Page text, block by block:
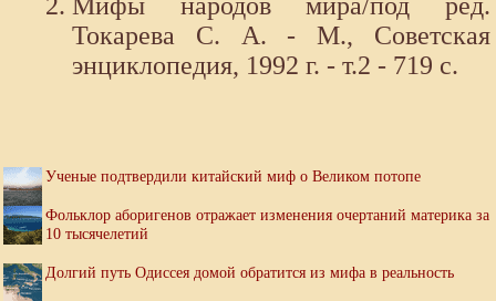
Токарева С. А. - М., Советская
энциклопедия, 1992 г. - т.2 - 719 с.
Ученые подтвердили китайский миф о Великом потопе
Фольклор аборигенов отражает изменения очертаний материка за
10 тысячелетий
Долгий путь Одиссея домой обратится из мифа в реальность